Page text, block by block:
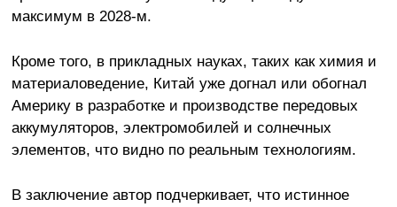
максимум в 2028-м.
Кроме того, в прикладных науках, таких как химия и
материаловедение, Китай уже догнал или обогнал
Америку в разработке и производстве передовых
аккумуляторов, электромобилей и солнечных
элементов, что видно по реальным технологиям.
В заключение автор подчеркивает, что истинное